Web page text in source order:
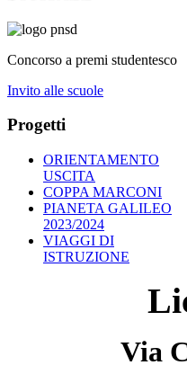
Concorso a premi studentesco
Invito alle scuole
Progetti
ORIENTAMENTO
USCITA
COPPA MARCONI
PIANETA GALILEO
2023/2024
VIAGGI DI
ISTRUZIONE
Via